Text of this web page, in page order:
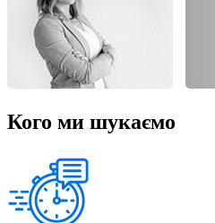
Кого ми шукаємо